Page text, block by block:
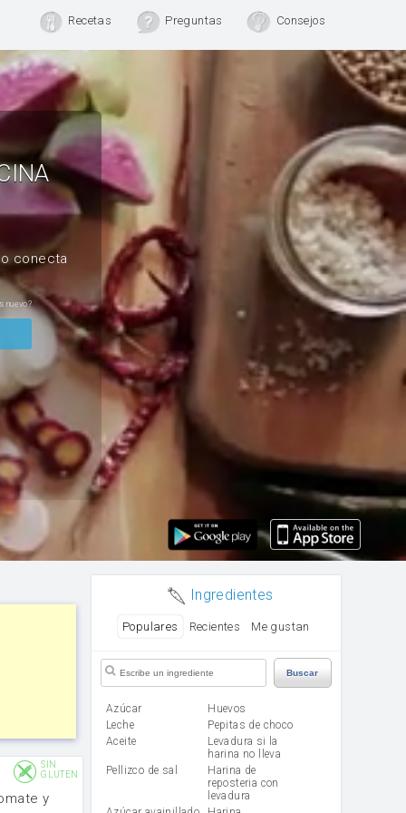
Recetas Preguntas Consejos
conecta
nuevo?
SIN
GLUTEN
y
Ingredientes
Populares Recientes Me gustan
Buscar
Azúcar
huevos
leche
Pepitas de choco
aceite
Levadura si la
harina no lleva
Pellizco de sal
Harina de
reposteria con
levadura